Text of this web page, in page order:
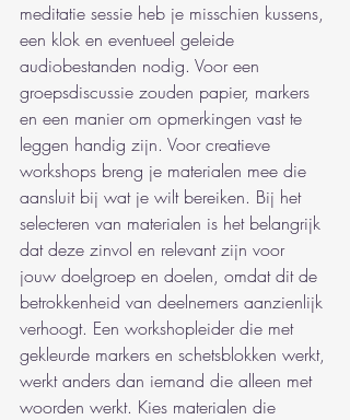
meditatie sessie heb je misschien kussens,
een klok en eventueel geleide
audiobestanden nodig. Voor een
groepsdiscussie zouden papier, markers
en een manier om opmerkingen vast te
leggen handig zijn. Voor creatieve
workshops breng je materialen mee die
aansluit bij wat je wilt bereiken. Bij het
selecteren van materialen is het belangrijk
dat deze zinvol en relevant zijn voor
jouw doelgroep en doelen, omdat dit de
betrokkenheid van deelnemers aanzienlijk
verhoogt. Een workshopleider die met
gekleurde markers en schetsblokken werkt,
werkt anders dan iemand die alleen met
woorden werkt. Kies materialen die